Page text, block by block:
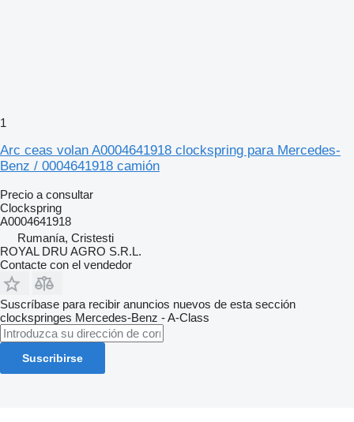
1
Arc ceas volan A0004641918 clockspring para Mercedes-
Benz / 0004641918 camión
Precio a consultar
Clockspring
A0004641918
Rumanía, Cristesti
ROYAL DRU AGRO S.R.L.
Contacte con el vendedor
Suscríbase para recibir anuncios nuevos de esta sección
clockspringes Mercedes-Benz - A-Class
Suscribirse